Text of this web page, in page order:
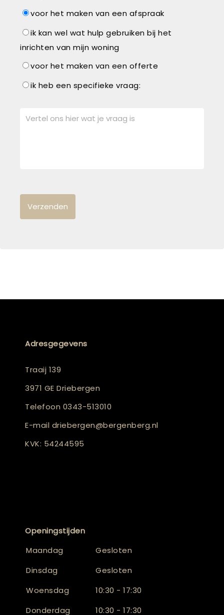
voor het maken van een afspraak
ik kan wel wat hulp gebruiken bij het
inrichten van mijn woning
voor het maken van een offerte
ik heb een specifieke vraag:
Adresgegevens
Traaij 139
3971 GE Driebergen
Telefoon 0343-513010
E-mail driebergen@bergenberg.nl
KVK: 54244595
Openingstijden
Maandag
Gesloten
Dinsdag
Gesloten
Woensdag
10:30 - 17:30
Donderdag
10:30 - 17:30